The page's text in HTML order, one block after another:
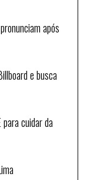
após
e busca
cuidar da